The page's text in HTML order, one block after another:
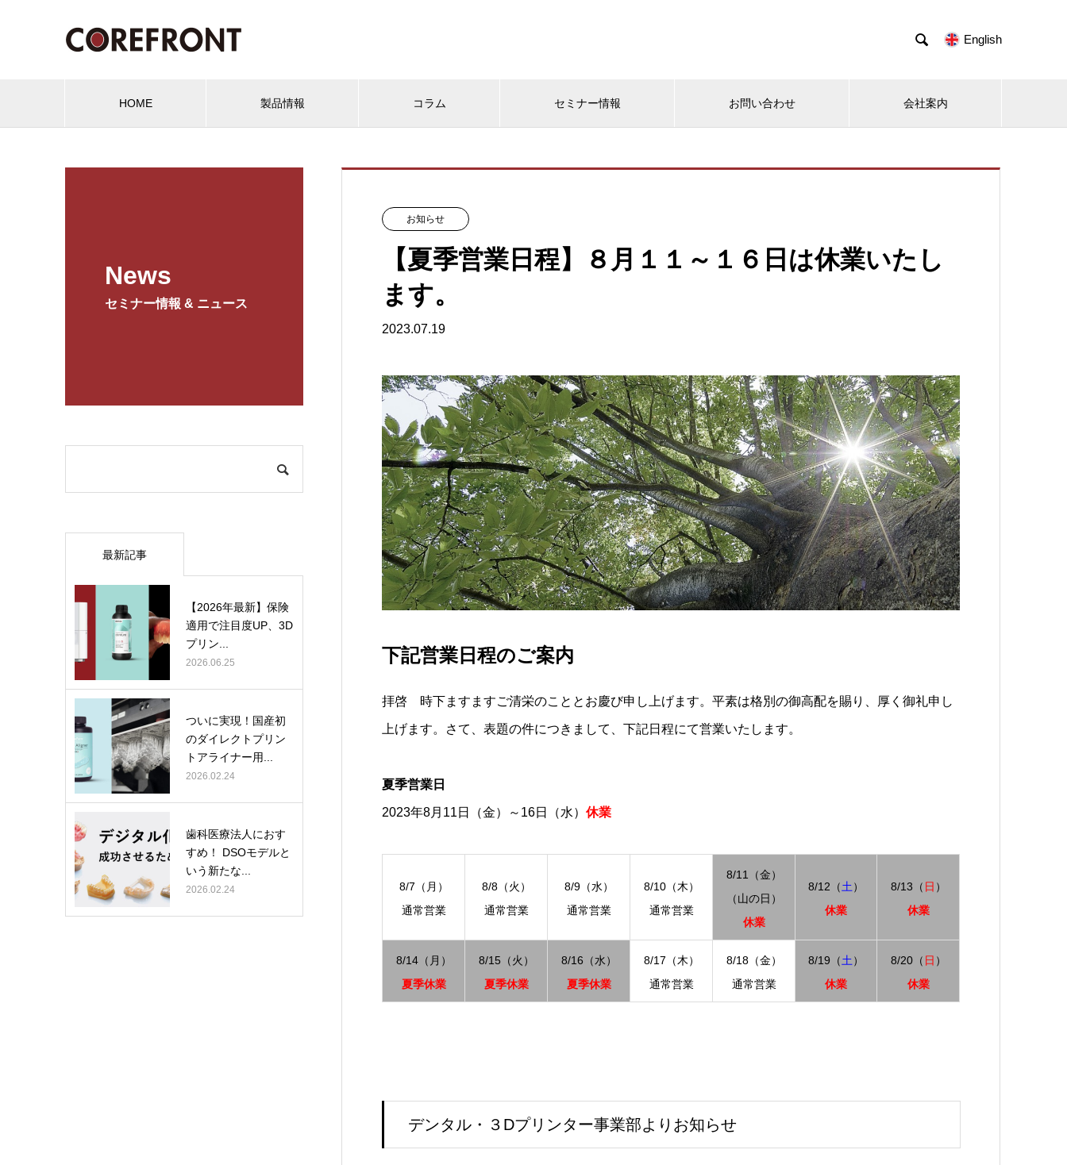
 English
HOME 製品情報 コラム セミナー情報 お問い合わせ 会社案内
News
セミナー情報 & ニュース
お知らせ
【夏季営業日程】８月１１～１６日は休業いたし
ます。
2023.07.19
下記営業日程のご案内
拝啓 時下ますますご清栄のこととお慶び申し上げます。平素は格別の御高配を賜り、厚く御礼申し
上げます。さて、表題の件につきまして、下記日程にて営業いたします。
夏季営業日
2023年8月11日（金）～16日（水） 休業
8/7（月）
通常営業
8/8（火）
通常営業
8/9（水）
通常営業
8/10（木）
通常営業
8/11（金）
（山の日）
休業
8/12（土）
休業
8/13（ 日 ）
休業
8/14（月）
夏季休業
8/15（火）
夏季休業
8/16（水）
夏季休業
8/17（木）
通常営業
8/18（金）
通常営業
8/19（土）
休業
8/20（ 日 ）
休業
デンタル・３Dプリンター事業部よりお知らせ
最新記事
【2026年最新】保険
適用で注目度UP、3D
プリン...
2026.06.25
ついに実現！国産初
のダイレクトプリン
トアライナー用...
2026.02.24
歯科医療法人におす
すめ！ DSOモデルと
いう新たな...
2026.02.24